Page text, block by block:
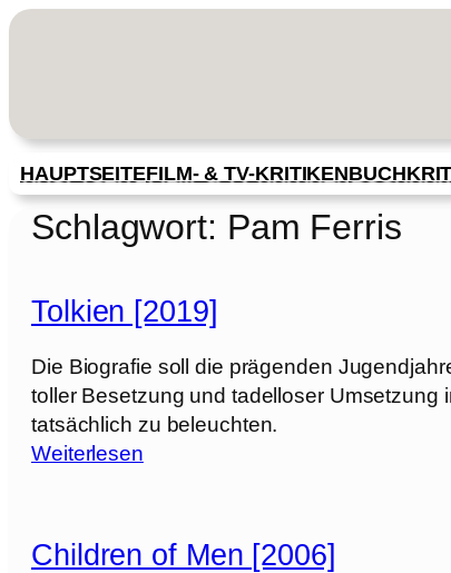
Zum
HAUPTSEITEFILM- & TV-KRITIKEN
Schlagwort: Pam Ferris
Tolkien [2019]
Die Biografie soll die prägenden
toller Besetzung und tadelloser
tatsächlich zu beleuchten.
Weiterlesen:
k
Children of Men [2006]